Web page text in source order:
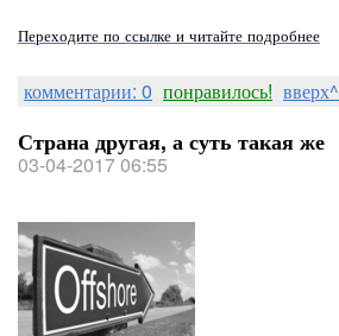
Переходите по ссылке и читайте подробнее
комментарии: 0 понравилось! вверх^
Страна другая, а суть такая же
03-04-2017 06:55